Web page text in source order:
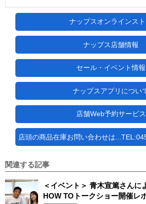
ナップスオンラインス
ナップス店舗情報
セール・イベント情報
ナップスアプリについ
店舗Web予約サービス
店頭の商品在庫お問い合わせは
関連する記事
＜イベント＞ 青木宣篤さんに
HOW TOトークショー開催レ